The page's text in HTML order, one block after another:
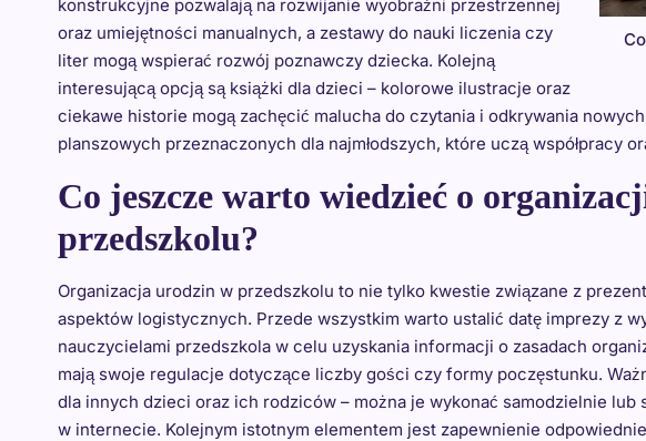
konstrukcyjne pozwalają na rozwijanie wyobraźni przestrzennej
oraz umiejętności manualnych, a zestawy do nauki liczenia czy
liter mogą wspierać rozwój poznawczy dziecka. Kolejną
interesującą opcją są książki dla dzieci – kolorowe ilustracje oraz
ciekawe historie mogą zachęcić malucha do czytania i odkrywania
planszowych przeznaczonych dla najmłodszych, które uczą współpracy
Co jeszcze warto wiedzieć o
przedszkolu?
Organizacja urodzin w przedszkolu to nie tylko kwestie związane z
aspektów logistycznych. Przede wszystkim warto ustalić datę imprezy z
nauczycielami przedszkola w celu uzyskania informacji o zasadach
mają swoje regulacje dotyczące liczby gości czy formy poczęstunku.
dla innych dzieci oraz ich rodziców – można je wykonać samodzielnie
w internecie. Kolejnym istotnym elementem jest zapewnienie